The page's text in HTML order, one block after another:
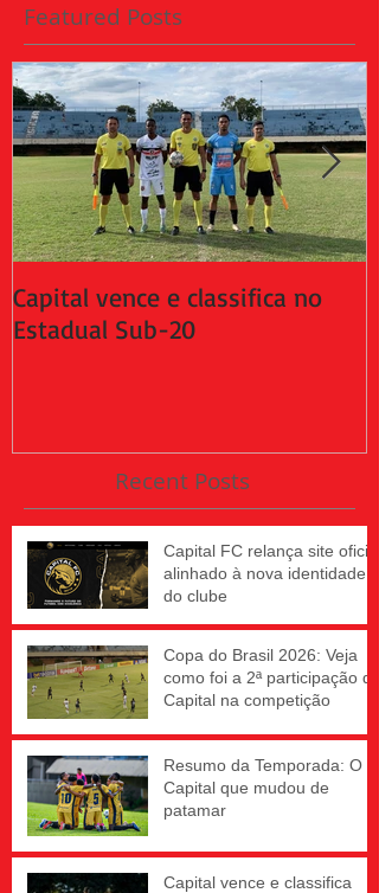
Featured Posts
Capital vence e classifica no
Estadual Sub-20
Recent Posts
Capital FC relança site oficial
alinhado à nova identidade
do clube
Copa do Brasil 2026: Veja
como foi a 2ª participação do
Capital na competição
Resumo da Temporada: O
Capital que mudou de
patamar
Capital vence e classifica